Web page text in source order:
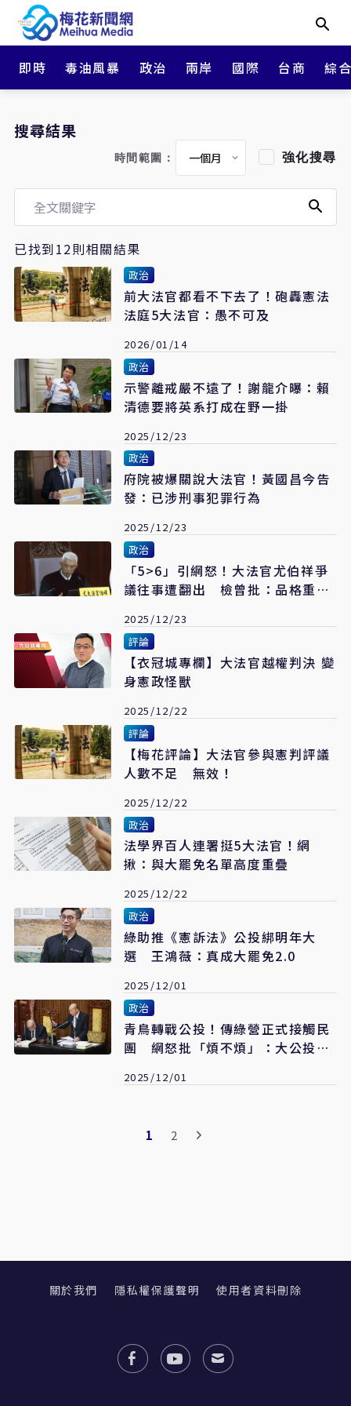
即時 毒油風暴 政治 兩岸 國際 台商 綜
搜尋結果
時間範圍： 強化搜尋
已找到12則相關結果
政治
前大法官都看不下去了！砲轟憲法
法庭5大法官：愚不可及
2026/01/14
政治
示警離戒嚴不遠了！謝龍介曝：賴
清德要將英系打成在野一掛
2025/12/23
政治
府院被爆關說大法官！黃國昌今告
發：已涉刑事犯罪行為
2025/12/23
政治
「5>6」引網怒！大法官尤伯祥爭
議往事遭翻出 檢曾批：品格重大
2025/12/23
評論
【衣冠城專欄】大法官越權判決 變
身憲政怪獸
2025/12/22
評論
【梅花評論】大法官參與憲判評議
人數不足 無效！
2025/12/22
政治
法學界百人連署挺5大法官！網
揪：與大罷免名單高度重疊
2025/12/22
政治
綠助推《憲訴法》公投綁明年大
選 王鴻薇：真成大罷免2.0
2025/12/01
政治
青鳥轉戰公投！傳綠營正式接觸民
團 網怒批「煩不煩」：大公投大
2025/12/01
1 2
關於我們 隱私權保護聲明 使用者資料刪除